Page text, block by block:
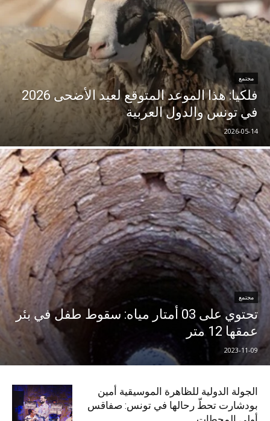
مجتمع
فلكيا: هذا الموعد المتوقع لعيد الأضحى 2026
في تونس والدول العربية
2026-05-14
مجتمع
تحتوي على 03 أمتار مياه: سقوط طفل في بئر
عمقها 12 متر
2023-11-09
الجولة الدولية للظاهرة الموسيقية أمين
بودشارت تحطّ رحالها في تونس: صفاقس